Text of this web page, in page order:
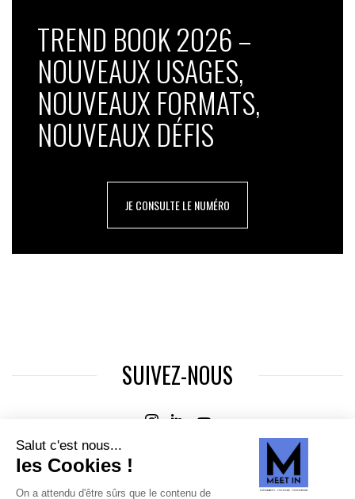
TREND BOOK 2026 –
NOUVEAUX USAGES,
NOUVEAUX FORMATS,
NOUVEAUX DÉFIS
JE CONSULTE LE NUMÉRO
SUIVEZ-NOUS